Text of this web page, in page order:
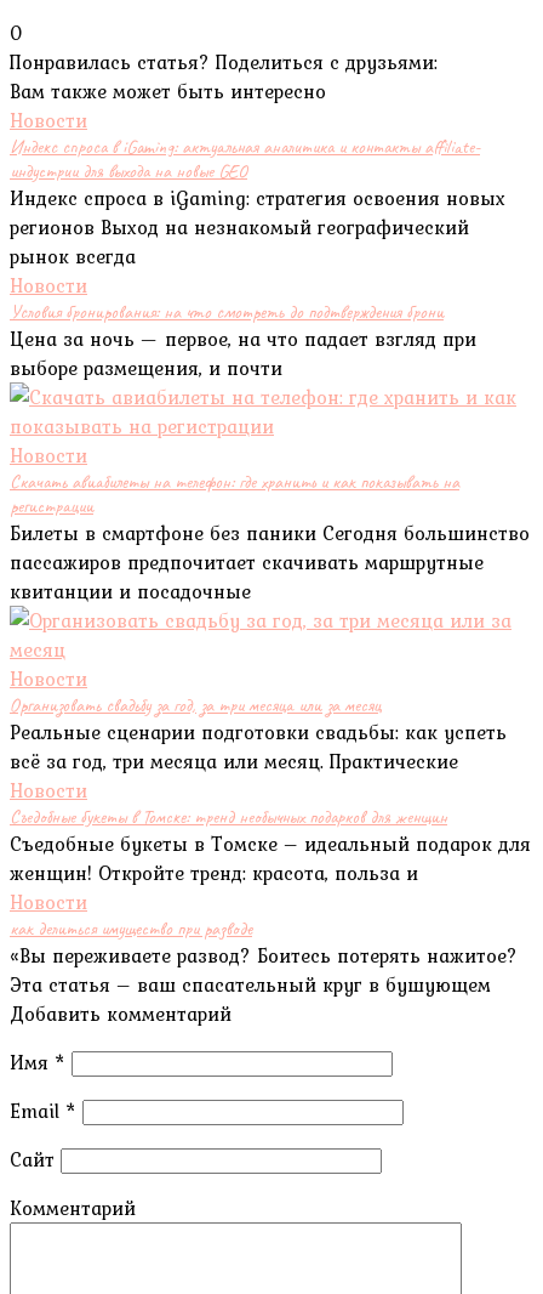
0
Понравилась статья? Поделиться с друзьями:
Вам также может быть интересно
Новости
Индекс спроса в iGaming: актуальная аналитика и контакты affiliate-
индустрии для выхода на новые GEO
Индекс спроса в iGaming: стратегия освоения новых
регионов Выход на незнакомый географический
рынок всегда
Новости
Условия бронирования: на что смотреть до подтверждения брони
Цена за ночь — первое, на что падает взгляд при
выборе размещения, и почти
Новости
Скачать авиабилеты на телефон: где хранить и как показывать на
регистрации
Билеты в смартфоне без паники Сегодня большинство
пассажиров предпочитает скачивать маршрутные
квитанции и посадочные
Новости
Организовать свадьбу за год, за три месяца или за месяц
Реальные сценарии подготовки свадьбы: как успеть
всё за год, три месяца или месяц. Практические
Новости
Съедобные букеты в Томске: тренд необычных подарков для женщин
Съедобные букеты в Томске – идеальный подарок для
женщин! Откройте тренд: красота, польза и
Новости
как делиться имущество при разводе
«Вы переживаете развод? Боитесь потерять нажитое?
Эта статья – ваш спасательный круг в бушующем
Добавить комментарий
Имя *
Email *
Сайт
Комментарий